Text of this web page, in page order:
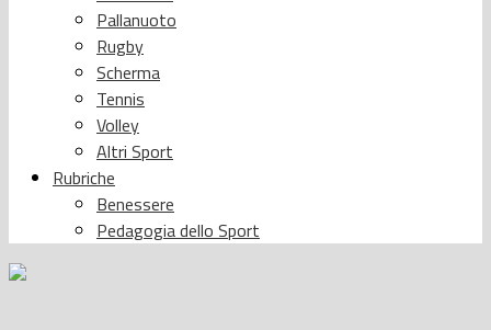
Pallanuoto
Rugby
Scherma
Tennis
Volley
Altri Sport
Rubriche
Benessere
Pedagogia dello Sport